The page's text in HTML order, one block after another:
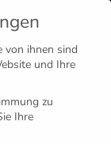
Impressum Datenschutz
von ihnen sind
und Ihre
zu
Ihre